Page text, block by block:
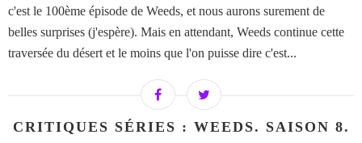
c'est le 100ème épisode de Weeds, et nous aurons surement de
belles surprises (j'espère). Mais en attendant, Weeds continue cette
traversée du désert et le moins que l'on puisse dire c'est...
CRITIQUES SÉRIES : WEEDS. SAISON 8.